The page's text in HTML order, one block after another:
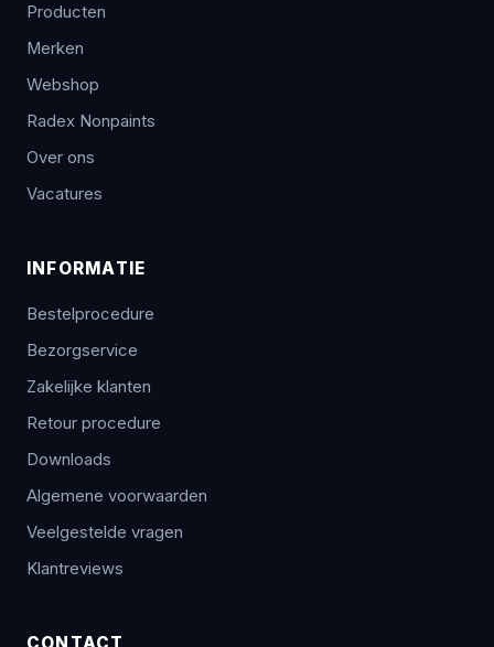
Producten
Merken
Webshop
Radex Nonpaints
Over ons
Vacatures
INFORMATIE
Bestelprocedure
Bezorgservice
Zakelijke klanten
Retour procedure
Downloads
Algemene voorwaarden
Veelgestelde vragen
Klantreviews